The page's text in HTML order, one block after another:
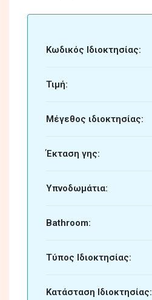
Κωδικός Ιδιοκτησίας:
Τιμή:
Μέγεθος ιδιοκτησίας:
Έκταση γης:
Υπνοδωμάτια:
Bathroom:
Τύπος Ιδιοκτησίας:
Κατάσταση Ιδιοκτησίας: